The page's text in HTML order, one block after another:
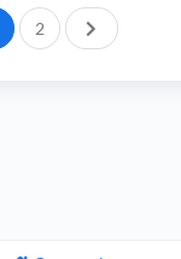
2 След.